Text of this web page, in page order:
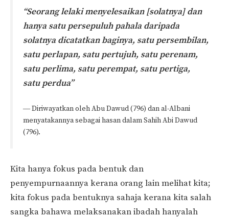
“Seorang lelaki menyelesaikan [solatnya] dan
hanya satu persepuluh pahala daripada
solatnya dicatatkan baginya, satu persembilan,
satu perlapan, satu pertujuh, satu perenam,
satu perlima, satu perempat, satu pertiga,
satu perdua”
― Diriwayatkan oleh Abu Dawud (796) dan al-Albani
menyatakannya sebagai hasan dalam Sahih Abi Dawud
(796).
Kita hanya fokus pada bentuk dan
penyempurnaannya kerana orang lain melihat kita;
kita fokus pada bentuknya sahaja kerana kita salah
sangka bahawa melaksanakan ibadah hanyalah